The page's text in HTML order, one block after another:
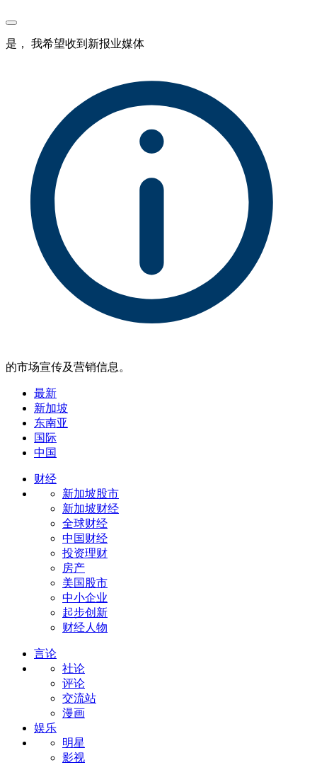
是， 我希望收到新报业媒体
的市场宣传及营销信息。
最新
新加坡
东南亚
国际
中国
财经
新加坡股市
新加坡财经
全球财经
中国财经
投资理财
房产
美国股市
中小企业
起步创新
财经人物
言论
社论
评论
交流站
漫画
娱乐
明星
影视